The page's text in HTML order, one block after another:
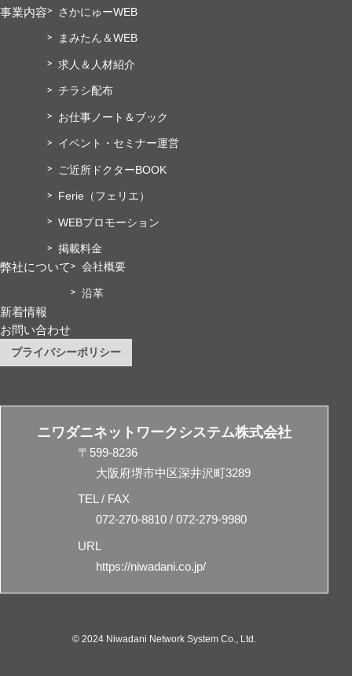
事業内容 さかにゅーWEB
まみたん＆WEB
求人＆人材紹介
チラシ配布
お仕事ノート＆ブック
イベント・セミナー運営
ご近所ドクターBOOK
Ferie（フェリエ）
WEBプロモーション
掲載料金
弊社について 会社概要
沿革
新着情報
お問い合わせ
プライバシーポリシー
ニワダニネットワークシステム株式会社
〒599-8236
大阪府堺市中区深井沢町3289
TEL / FAX
072-270-8810 / 072-279-9980
URL
https://niwadani.co.jp/
© 2024 Niwadani Network System Co., Ltd.